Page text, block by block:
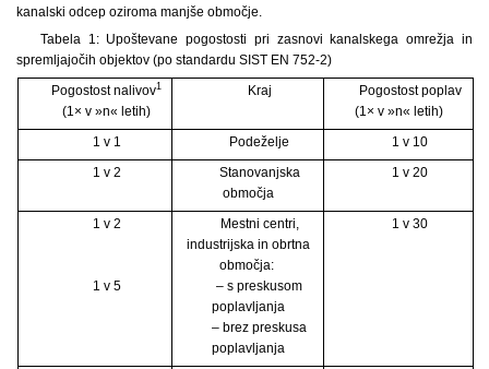
kanalski odcep oziroma manjše območje.
Tabela 1: Upoštevane pogostosti pri zasnovi kanalskega omrežja in
spremljajočih objektov (po standardu SIST EN 752-2)
Pogostost nalivov1
(1× v »n« letih)
Kraj
Pogostost poplav
(1× v »n« letih)
1 v 1
Podeželje
1 v 10
1 v 2
Stanovanjska
območja
1 v 20
1 v 2
1 v 5
Mestni centri,
industrijska in obrtna
območja:
– s preskusom
poplavljanja
– brez preskusa
poplavljanja
1 v 30